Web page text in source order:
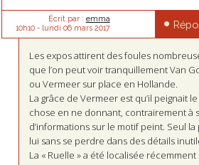
Écrit par : emma
10h10- lundi 06 mars 2017
Les expos attirent des foules
que l’on peut voir tranquillement Van
ou Vermeer sur place en Hollande.
La grâce de Vermeer est qu’il peignait
chose en ne donnant, contrairement à
d’informations sur le motif peint. Seul
lui sans se perdre dans des détails
La « Ruelle » a été localisée